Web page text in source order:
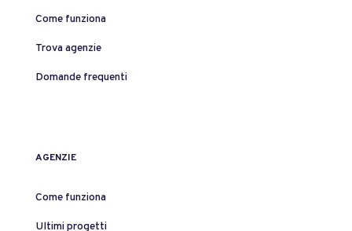
Come funziona
Trova agenzie
Domande frequenti
AGENZIE
Come funziona
Ultimi progetti